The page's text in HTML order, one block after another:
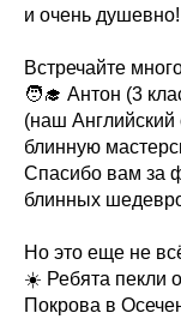
и очень душевно!
Встречайте
🧑‍🎓 Антон (3
(наш
блинную
Спасибо вам за
блинных
Но это еще не
☀️ Ребята пекли
Покрова в